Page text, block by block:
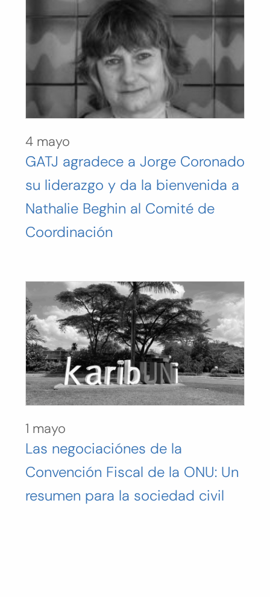
4 mayo
GATJ agradece a Jorge Coronado
su liderazgo y da la bienvenida a
Nathalie Beghin al Comité de
Coordinación
1 mayo
Las negociaciónes de la
Convención Fiscal de la ONU: Un
resumen para la sociedad civil